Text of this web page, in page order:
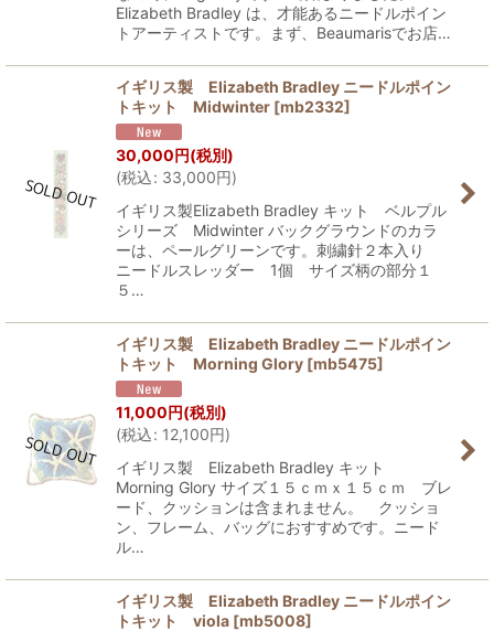
Elizabeth Bradley は、才能あるニードルポイン
トアーティストです。まず、Beaumarisでお店…
イギリス製 Elizabeth Bradley ニードルポイン
トキット Midwinter [mb2332]
30,000円(税別)
(税込: 33,000円)
イギリス製Elizabeth Bradley キット ベルプル
シリーズ Midwinter バックグラウンドのカラ
ーは、ペールグリーンです。刺繍針２本入り
ニードルスレッダー 1個 サイズ柄の部分１
５…
イギリス製 Elizabeth Bradley ニードルポイン
トキット Morning Glory [mb5475]
11,000円(税別)
(税込: 12,100円)
イギリス製 Elizabeth Bradley キット
Morning Glory サイズ１５ｃｍｘ１５ｃｍ ブレ
ード、クッションは含まれません。 クッショ
ン、フレーム、バッグにおすすめです。ニード
ル…
イギリス製 Elizabeth Bradley ニードルポイン
トキット viola [mb5008]